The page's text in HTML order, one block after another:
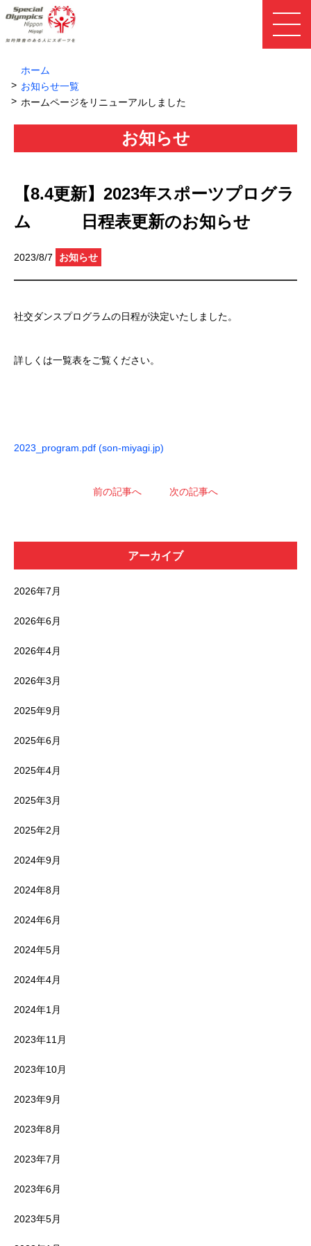
ホーム
お知らせ一覧
ホームページをリニューアルしました
お知らせ
【8.4更新】2023年スポーツプログラ
ム 日程表更新のお知らせ
2023/8/7 お知らせ
社交ダンスプログラムの日程が決定いたしました。
詳しくは一覧表をご覧ください。
2023_program.pdf (son-miyagi.jp)
前の記事へ 次の記事へ
アーカイブ
2026年7月
2026年6月
2026年4月
2026年3月
2025年9月
2025年6月
2025年4月
2025年3月
2025年2月
2024年9月
2024年8月
2024年6月
2024年5月
2024年4月
2024年1月
2023年11月
2023年10月
2023年9月
2023年8月
2023年7月
2023年6月
2023年5月